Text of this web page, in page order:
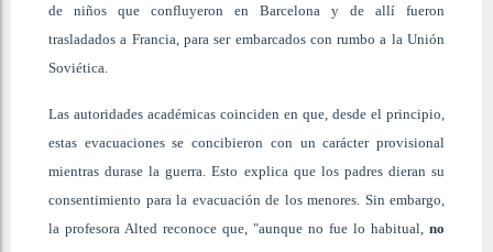
de niños que confluyeron en Barcelona y de allí fueron
trasladados a Francia, para ser embarcados con rumbo a la Unión
Soviética.
Las autoridades académicas coinciden en que, desde el principio,
estas evacuaciones se concibieron con un carácter provisional
mientras durase la guerra. Esto explica que los padres dieran su
consentimiento para la evacuación de los menores. Sin embargo,
la profesora Alted reconoce que, "aunque no fue lo habitual, no